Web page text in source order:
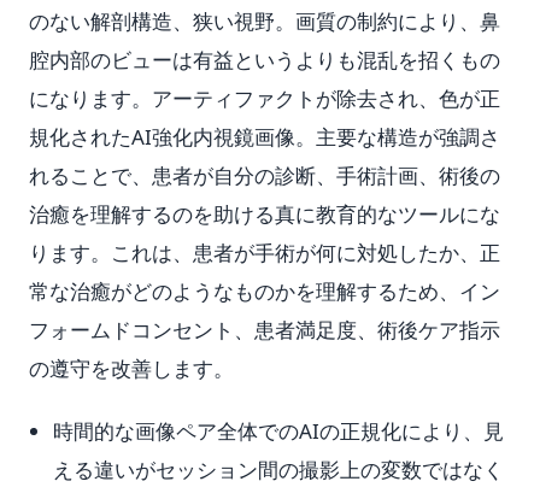
のない解剖構造、狭い視野。画質の制約により、鼻
腔内部のビューは有益というよりも混乱を招くもの
になります。アーティファクトが除去され、色が正
規化されたAI強化内視鏡画像。主要な構造が強調さ
れることで、患者が自分の診断、手術計画、術後の
治癒を理解するのを助ける真に教育的なツールにな
ります。これは、患者が手術が何に対処したか、正
常な治癒がどのようなものかを理解するため、イン
フォームドコンセント、患者満足度、術後ケア指示
の遵守を改善します。
時間的な画像ペア全体でのAIの正規化により、見
える違いがセッション間の撮影上の変数ではなく